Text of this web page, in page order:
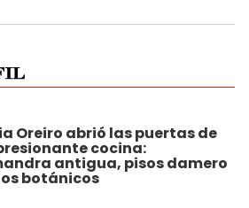
Oreiro abrió las puertas de
cocina:
antigua, pisos damero
botánicos